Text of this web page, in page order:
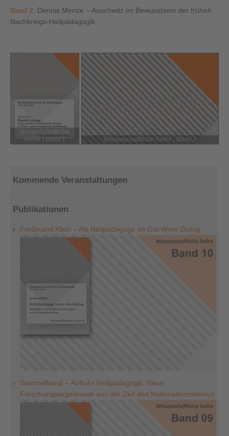
Band 2: Dennis Menze – Auschwitz im Bewusstsein der frühen
Nachkriegs-Heilpädagogik
Reihe | Band 1
Wissenschaftliche Reihe | Band 2
Kommende Veranstaltungen
Publikationen
Ferdinand Klein – Als Heilpädagoge im Ost-West-Dialog
Sammelband – Aufruhr Heilpädagogik. Neue
Forschungsergebnisse aus der Zeit des Nationalsozialismus